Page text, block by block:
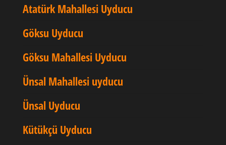
Atatürk Mahallesi Uyducu
Göksu Uyducu
Göksu Mahallesi Uyducu
Ünsal Mahallesi uyducu
Ünsal Uyducu
Kütükçü Uyducu